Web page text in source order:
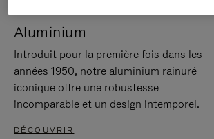
Aluminium
Introduit pour la première fois dans les
années 1950, notre aluminium rainuré
iconique offre une robustesse
incomparable et un design intemporel.
DÉCOUVRIR